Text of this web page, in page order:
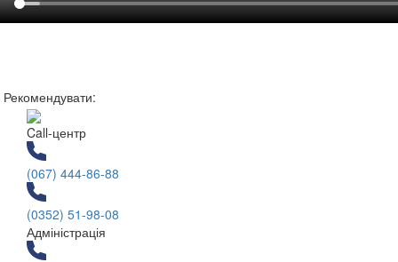
Рекомендувати:
Call-центр
(067) 444-86-88
(0352) 51-98-08
Адміністрація